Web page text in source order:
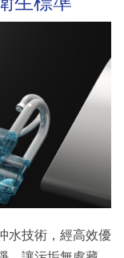
水技術，經高效優